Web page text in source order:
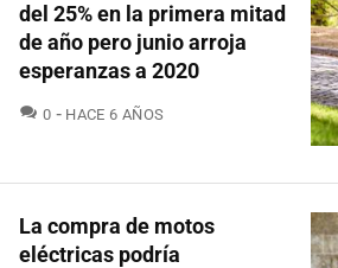
del 25% en la primera mitad
de año pero junio arroja
esperanzas a 2020
0 COMENTARIOS
HACE 6 AÑOS
La compra de motos
eléctricas podría